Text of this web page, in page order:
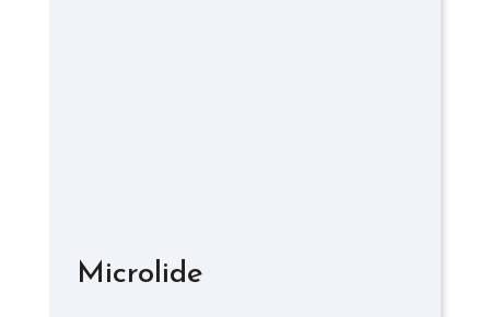
Microlide